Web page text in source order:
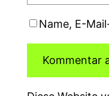
Name, E-